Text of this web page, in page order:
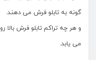
گونه به تابلو فرش می دهند.
و هر چه تراکم تابلو فرش
می یابد.